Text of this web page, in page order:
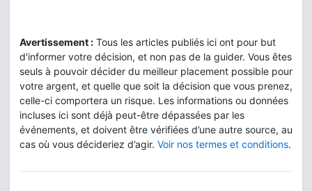
Avertissement : Tous les articles publiés ici ont pour but
d'informer votre décision, et non pas de la guider. Vous êtes
seuls à pouvoir décider du meilleur placement possible pour
votre argent, et quelle que soit la décision que vous prenez,
celle-ci comportera un risque. Les informations ou données
incluses ici sont déjà peut-être dépassées par les
événements, et doivent être vérifiées d’une autre source, au
cas où vous décideriez d’agir. Voir nos termes et conditions.